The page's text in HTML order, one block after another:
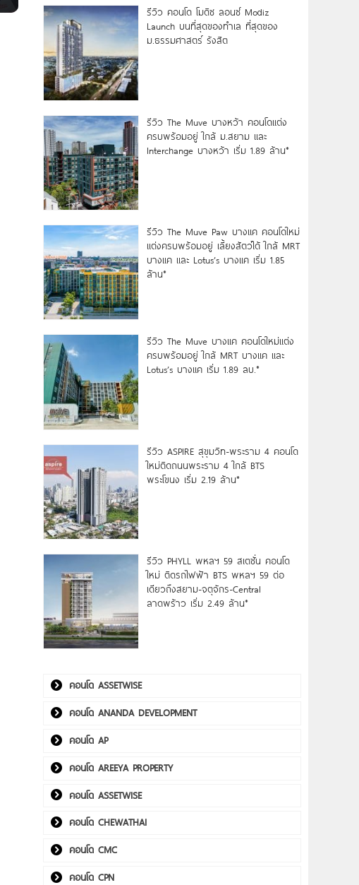
รีวิว คอนโด โมดิซ ลอนซ์ Modiz
Launch บนที่สุดของทำเล ที่สุดของ
ม.ธรรมศาสตร์ รังสิต
รีวิว The Muve บางหว้า คอนโดแต่ง
ครบพร้อมอยู่ ใกล้ ม.สยาม และ
Interchange บางหว้า เริ่ม 1.89 ล้าน*
รีวิว The Muve Paw บางแค คอนโดใหม่
แต่งครบพร้อมอยู่ เลี้ยงสัตว์ได้ ใกล้ MRT
บางแค และ Lotus’s บางแค เริ่ม 1.85
ล้าน*
รีวิว The Muve บางแค คอนโดใหม่แต่ง
ครบพร้อมอยู่ ใกล้ MRT บางแค และ
Lotus’s บางแค เริ่ม 1.89 ลบ.*
รีวิว ASPIRE สุขุมวิท-พระราม 4 คอนโด
ใหม่ติดถนนพระราม 4 ใกล้ BTS
พระโขนง เริ่ม 2.19 ล้าน*
รีวิว PHYLL พหลฯ 59 สเตชั่น คอนโด
ใหม่ ติดรถไฟฟ้า BTS พหลฯ 59 ต่อ
เดียวถึงสยาม-จตุจักร-Central
ลาดพร้าว เริ่ม 2.49 ล้าน*
คอนโด ASSETWISE
คอนโด ANANDA DEVELOPMENT
คอนโด AP
คอนโด AREEYA PROPERTY
คอนโด ASSETWISE
คอนโด CHEWATHAI
คอนโด CMC
คอนโด CPN